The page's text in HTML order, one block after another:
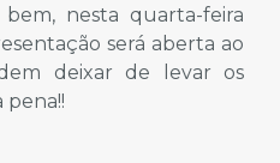
nesta quarta-feira
será aberta ao
deixar de levar os
pena!!